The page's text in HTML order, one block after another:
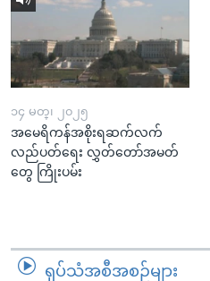
၁၄ မတ္၊ ၂၀၂၅
အမေရိကန်အစိုးရဆက်လက်
လည်ပတ်ရေး လွှတ်တော်အမတ်
တွေ ကြိုးပမ်း
ရုပ်သံအစီအစဉ်များ